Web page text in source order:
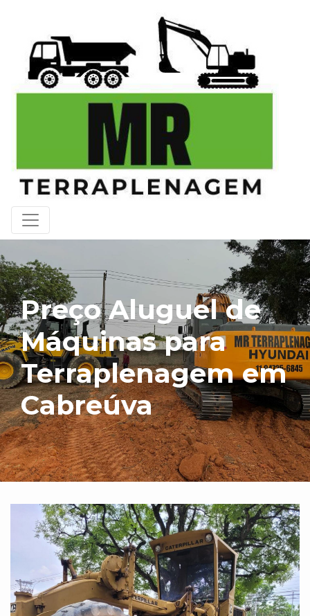
Preço Aluguel de
Máquinas para
Terraplenagem em
Cabreúva